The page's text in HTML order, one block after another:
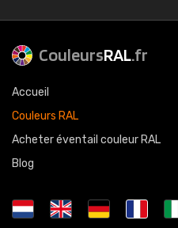
CouleursRAL.fr
Accueil
Couleurs RAL
Acheter éventail couleur RAL
Blog